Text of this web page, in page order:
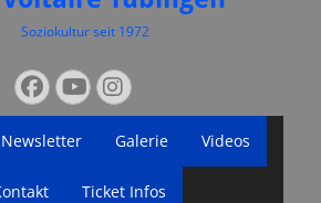
Soziokultur seit 1972
nach:
Facebook
YouTube
Instagram
Newsletter Galerie Videos
Ticket Infos